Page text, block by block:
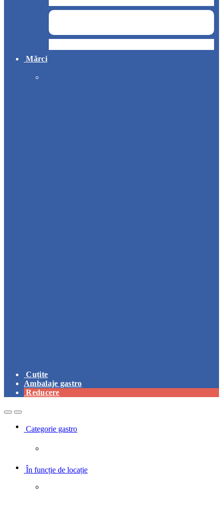
Mărci
Cuțite
Ambalaje gastro
Reducere
OpenClose
Categorie gastro
În funcție de locație